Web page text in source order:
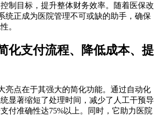
制目标，提升整体财务效率。随着医保改
统正成为医院管理不可或缺的助手，确保
。
化支付流程、降低成本、提
亮点在于其强大的简化功能。通过自动化
显著缩短了处理时间，减少了人工干预导
付准确性达75%以上。同时，它助力医院